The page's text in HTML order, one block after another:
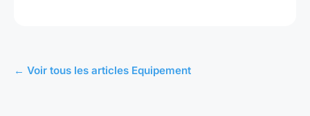
← Voir tous les articles Equipement